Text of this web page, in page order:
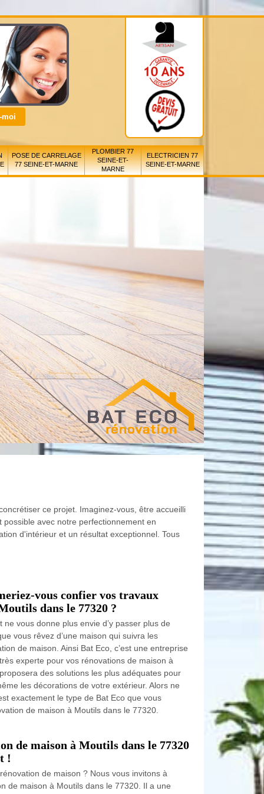
POSE DE CARRELAGE
77 SEINE-ET-MARNE
PLOMBIER 77
SEINE-ET-
MARNE
ELECTRICIEN 77
SEINE-ET-MARNE
ce projet. Imaginez-vous, être accueilli
avec notre perfectionnement en
d'intérieur et un résultat exceptionnel. Tous
vous confier vos travaux
dans le 77320 ?
vous donne plus envie d’y passer plus de
vous rêvez d’une maison qui suivra les
de maison. Ainsi Bat Eco, c’est une entreprise
experte pour vos rénovations de maison à
des solutions les plus adéquates pour
les décorations de votre extérieur. Alors ne
exactement le type de Bat Eco que vous
de maison à Moutils dans le 77320.
de maison à Moutils dans le 77320
!
de maison ? Nous vous invitons à
de maison à Moutils dans le 77320. Il a une